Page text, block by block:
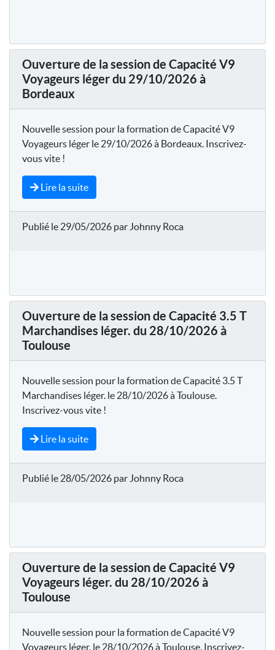
Ouverture de la session de Capacité V9
Voyageurs léger du 29/10/2026 à
Bordeaux
Nouvelle session pour la formation de Capacité V9
Voyageurs léger le 29/10/2026 à Bordeaux. Inscrivez-
vous vite !
Lire la suite
Publié le 29/05/2026 par Johnny Roca
Ouverture de la session de Capacité 3.5 T
Marchandises léger. du 28/10/2026 à
Toulouse
Nouvelle session pour la formation de Capacité 3.5 T
Marchandises léger. le 28/10/2026 à Toulouse.
Inscrivez-vous vite !
Lire la suite
Publié le 28/05/2026 par Johnny Roca
Ouverture de la session de Capacité V9
Voyageurs léger. du 28/10/2026 à
Toulouse
Nouvelle session pour la formation de Capacité V9
Voyageurs léger. le 28/10/2026 à Toulouse. Inscrivez-